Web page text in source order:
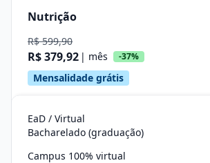
Nutrição
R$ 599,90
R$ 379,92 | mês -37%
Mensalidade grátis
EaD / Virtual
Bacharelado (graduação)
Campus 100% virtual